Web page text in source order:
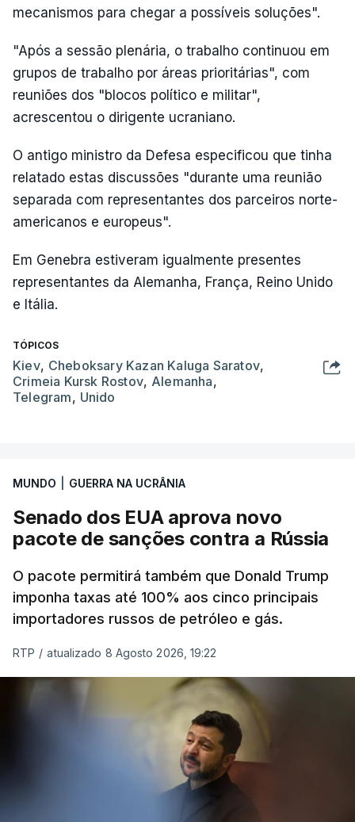
mecanismos para chegar a possíveis soluções".
"Após a sessão plenária, o trabalho continuou em
grupos de trabalho por áreas prioritárias", com
reuniões dos "blocos político e militar",
acrescentou o dirigente ucraniano.
O antigo ministro da Defesa especificou que tinha
relatado estas discussões "durante uma reunião
separada com representantes dos parceiros norte-
americanos e europeus".
Em Genebra estiveram igualmente presentes
representantes da Alemanha, França, Reino Unido
e Itália.
TÓPICOS
Kiev, Cheboksary Kazan Kaluga Saratov,
Crimeia Kursk Rostov, Alemanha,
Telegram, Unido
MUNDO GUERRA NA UCRÂNIA
Senado dos EUA aprova novo
pacote de sanções contra a Rússia
O pacote permitirá também que Donald Trump
imponha taxas até 100% aos cinco principais
importadores russos de petróleo e gás.
RTP / atualizado 8 Agosto 2026, 19:22